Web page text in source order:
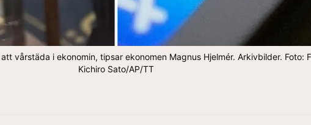
vårstäda i ekonomin, tipsar ekonomen Magnus Hjelmér. Arkivbilder. Foto:
Kichiro Sato/AP/TT